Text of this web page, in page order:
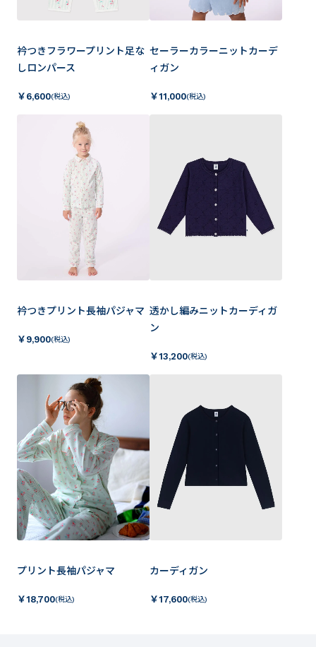
衿つきフラワープリント足な
しロンパース
￥ 6,600(税込)
セーラーカラーニットカーデ
ィガン
￥11,000(税込)
衿つきプリント長袖パジャマ
￥ 9,900(税込)
透かし編みニットカーディガ
ン
￥13,200(税込)
プリント長袖パジャマ
￥18,700(税込)
カーディガン
￥17,600(税込)